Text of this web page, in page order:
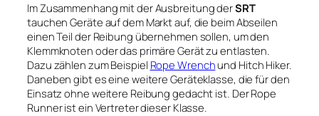
Im Zusammenhang mit der Ausbreitung derSRT
tauchen Geräte auf dem Markt auf, die beim Abseilen
einen Teil der Reibung übernehmen sollen, um den
Klemmknoten oder das primäre Gerät zu entlasten.
Dazu zählen zum Beispiel Rope Wrenchund Hitch Hiker.
Daneben gibt es eine weitere Geräteklasse, die für den
Einsatz ohne weitere Reibung gedacht ist. Der Rope
Runner ist ein Vertreter dieser Klasse.